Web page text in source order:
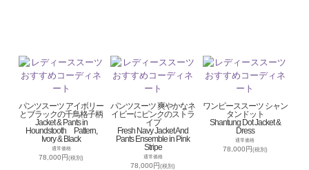
パンツスーツ アイボリー
とブラックの千鳥格子柄
Jacket & Pants in
Houndstooth Pattern,
Ivory & Black
通常価格
78,000円(税別)
パンツスーツ 爽やかなネ
イビーにピンクのストラ
イプ
Fresh Navy Jacket And
Pants Ensemble in Pink
Stripe
通常価格
78,000円(税別)
ワンピーススーツ シャン
タンドット
Shantung Dot Jacket &
Dress
通常価格
78,000円(税別)